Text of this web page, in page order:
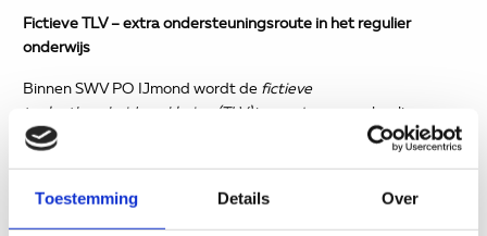
Toestemming Details Over
Fictieve TLV – extra ondersteuningsroute in het regulier
onderwijs
Binnen SWV PO IJmond wordt de fictieve
toelaatbaarheidsverklaring (TLV)ingezet om voor leerlingen
met intensieve ondersteuningsbehoeften een thuisnabij en
specifieke extra ondersteuningsroute.